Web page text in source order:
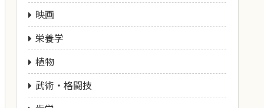
映画
栄養学
植物
武術・格闘技